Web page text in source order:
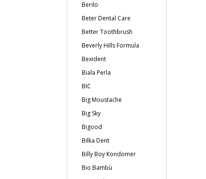
Berilo
Beter Dental Care
Better Toothbrush
Beverly Hills Formula
Bexident
Biala Perla
BIC
Big Moustache
Big Sky
Bigood
Bilka Dent
Billy Boy Kondomer
Bio Bambù